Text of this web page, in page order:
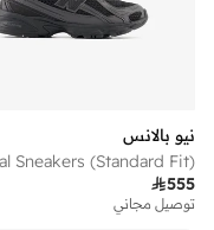
نيو بالانس
555
توصيل مجاني